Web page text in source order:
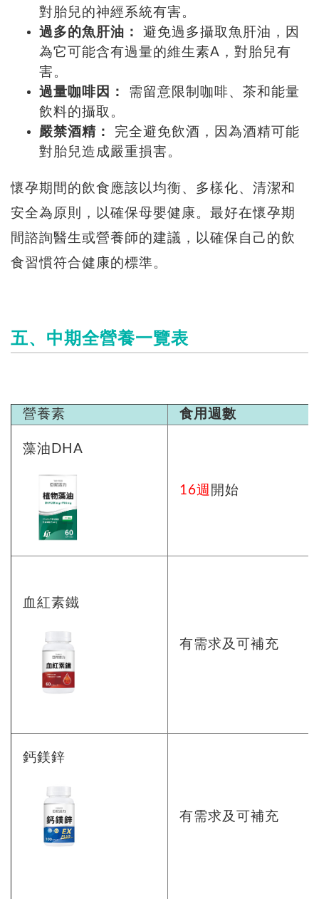
對胎兒的神經系統有害。
過多的魚肝油：
避免過多攝取魚肝油，因
為它可能含有過量的維生素A，對胎兒有
害。
過量咖啡因：
需留意限制咖啡、茶和能量
飲料的攝取。
嚴禁酒精：
完全避免飲酒，因為酒精可能
對胎兒造成嚴重損害。
懷孕期間的飲食應該以均衡、多樣化、清潔和
安全為原則，以確保母嬰健康。最好在懷孕期
間諮詢醫生或營養師的建議，以確保自己的飲
食習慣符合健康的標準。
五、中期全營養一覽表
營養素 食用週數
藻油DHA
16週 開始
血紅素鐵
有需求及可補充
鈣鎂鋅
有需求及可補充